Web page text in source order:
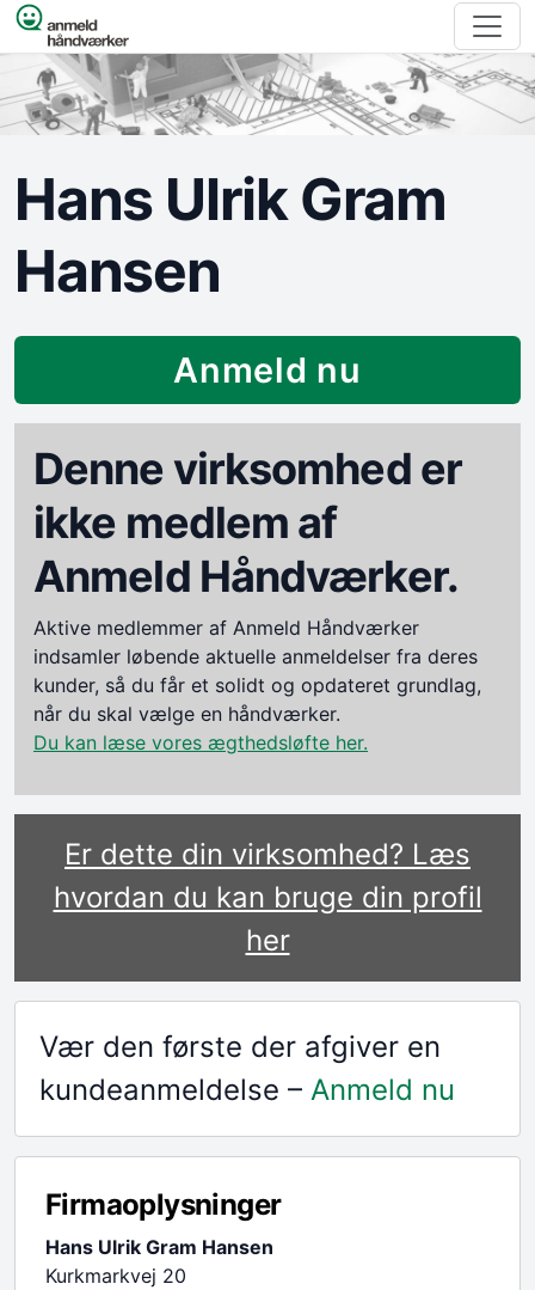
Spring til indhold
Hans Ulrik Gram
Hansen
Anmeld nu
Denne virksomhed er
ikke medlem af
Anmeld Håndværker.
Aktive medlemmer af Anmeld Håndværker
indsamler løbende aktuelle anmeldelser fra deres
kunder, så du får et solidt og opdateret grundlag,
når du skal vælge en håndværker.
Du kan læse vores ægthedsløfte her.
Er dette din virksomhed? Læs
hvordan du kan bruge din profil
her
Vær den første der afgiver en
kundeanmeldelse – Anmeld nu
Firmaoplysninger
Hans Ulrik Gram Hansen
Kurkmarkvej 20